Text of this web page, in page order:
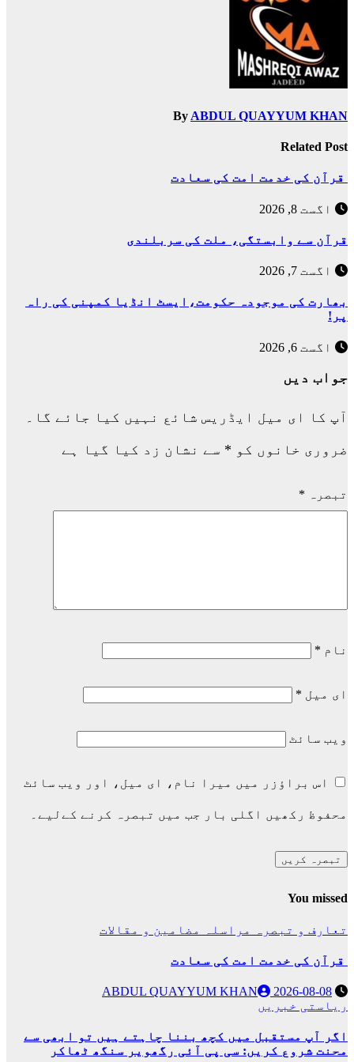
By ABDUL QUAYYUM KHAN
Related Post
قرآن کی خدمت امت کی سعادت
اگست 8, 2026
قرآن سے وابستگی، ملت کی سربلندی
اگست 7, 2026
بھارت کی موجودہ حکومت،ایسٹ انڈیا کمپنی کی راہ
پر!
اگست 6, 2026
جواب دیں
آپ کا ای میل ایڈریس شائع نہیں کیا جائے گا۔
ضروری خانوں کو * سے نشان زد کیا گیا ہے
تبصرہ *
نام *
ای میل *
ویب‌ سائٹ
اس براؤزر میں میرا نام، ای میل، اور ویب سائٹ
محفوظ رکھیں اگلی بار جب میں تبصرہ کرنے کےلیے۔
You missed
تعارف و تبصرہ مراسلہ مضامین و مقالات
قرآن کی خدمت امت کی سعادت
2026-08-08
ABDUL QUAYYUM KHAN
ریاستی خبریں
اگر آپ مستقبل میں کچھ بننا چاہتے ہیں تو ابھی سے
محنت شروع کریں: سی پی آئی رگھویر سنگھ ٹھاکر